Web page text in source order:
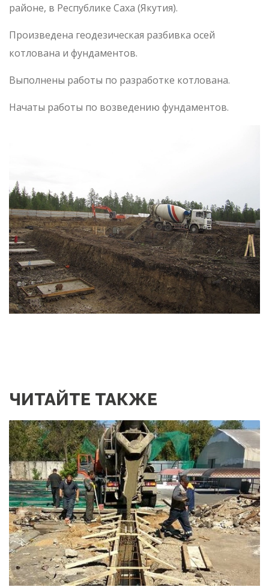
районе, в Республике Саха (Якутия).
Произведена геодезическая разбивка осей
котлована и фундаментов.
Выполнены работы по разработке котлована.
Начаты работы по возведению фундаментов.
ЧИТАЙТЕ ТАКЖЕ